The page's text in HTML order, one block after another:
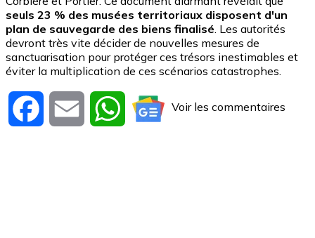
seuls 23 % des musées territoriaux disposent d'un
plan de sauvegarde des biens finalisé. Les autorités
devront très vite décider de nouvelles mesures de
sanctuarisation pour protéger ces trésors inestimables et
éviter la multiplication de ces scénarios catastrophes.
Facebook Email WhatsAppVoir les commentaires